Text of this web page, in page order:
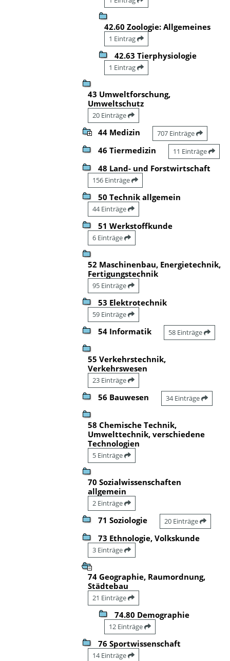
42.60 Zoologie: Allgemeines
1 Eintrag
42.63 Tierphysiologie
1 Eintrag
43 Umweltforschung,
Umweltschutz
20 Einträge
44 Medizin 707 Einträge
46 Tiermedizin 11 Einträge
48 Land- und Forstwirtschaft
156 Einträge
50 Technik allgemein
44 Einträge
51 Werkstoffkunde
6 Einträge
52 Maschinenbau, Energietechnik,
Fertigungstechnik
95 Einträge
53 Elektrotechnik
59 Einträge
54 Informatik 58 Einträge
55 Verkehrstechnik,
Verkehrswesen
23 Einträge
56 Bauwesen 34 Einträge
58 Chemische Technik,
Umwelttechnik, verschiedene
Technologien
5 Einträge
70 Sozialwissenschaften
allgemein
2 Einträge
71 Soziologie 20 Einträge
73 Ethnologie, Volkskunde
3 Einträge
74 Geographie, Raumordnung,
Städtebau
21 Einträge
74.80 Demographie
12 Einträge
76 Sportwissenschaft
14 Einträge